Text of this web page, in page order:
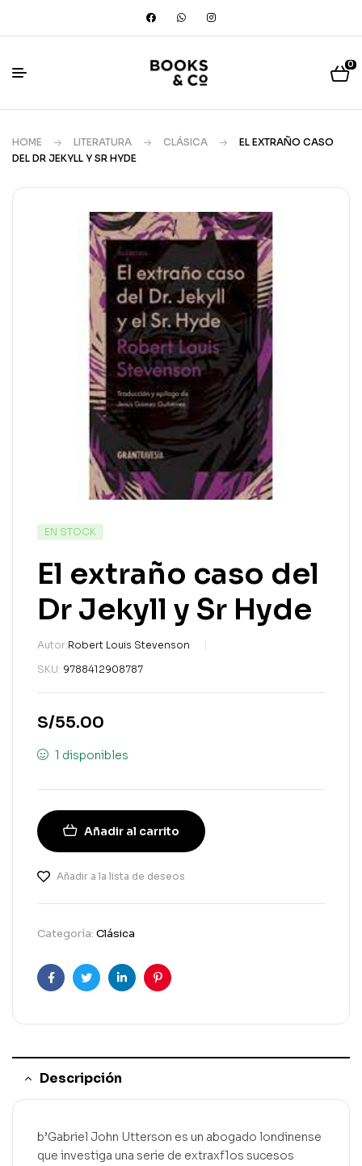
0
HOME LITERATURA CLÁSICA
EL EXTRAÑO CASO
DEL DR JEKYLL Y SR HYDE
EN STOCK
El extraño caso del
Dr Jekyll y Sr Hyde
Autor:Robert Louis Stevenson
SKU: 9788412908787
S/55.00
1 disponibles
Añadir al carrito
Añadir a la lista de deseos
Categoría: Clásica
FacebookGorjeoLinkedInPinterest
Descripción
b’Gabriel John Utterson es un abogado londinense
que investiga una serie de extraxf1os sucesos